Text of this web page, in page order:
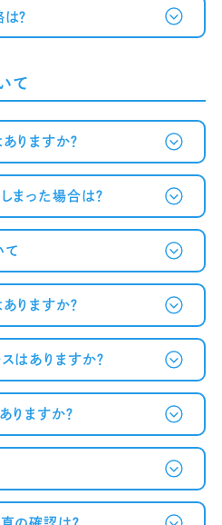
？
て
りますか？
まった場合は？
て
りますか？
はありますか？
りますか？